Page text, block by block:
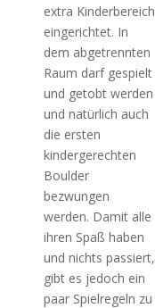
extra Kinderbereich
eingerichtet. In
dem abgetrennten
Raum darf gespielt
und getobt werden
und natürlich auch
die ersten
kindergerechten
Boulder
bezwungen
werden. Damit alle
ihren Spaß haben
und nichts passiert,
gibt es jedoch ein
paar Spielregeln zu